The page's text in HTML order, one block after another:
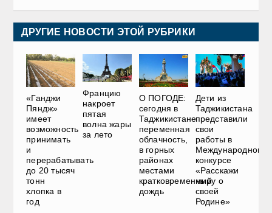
ДРУГИЕ НОВОСТИ ЭТОЙ РУБРИКИ
«Ганджи
Пяндж»
имеет
возможность
принимать
и
перерабатывать
до 20 тысяч
тонн
хлопка в
год
Францию
накроет
пятая
волна жары
за лето
О ПОГОДЕ:
сегодня в
Таджикистане
переменная
облачность,
в горных
районах
местами
кратковременный
дождь
Дети из
Таджикистана
представили
свои
работы в
Международном
конкурсе
«Расскажи
миру о
своей
Родине»